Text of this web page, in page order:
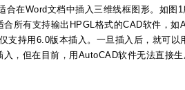
合在Word文档中插入三维线框图形。如图
有支持输出HPGL格式的CAD软件，如
支持用6.0版本插入。一旦插入后，就可以
入，但在目前，用AutoCAD软件无法直